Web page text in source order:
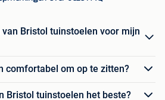
Bristol tuinstoelen voor mijn
comfortabel om op te zitten?
Bristol tuinstoelen het beste?